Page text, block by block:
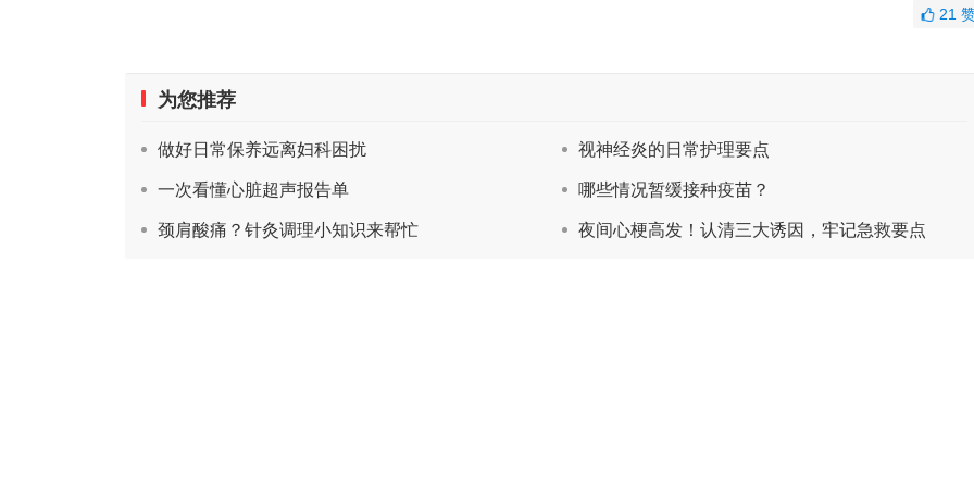
21
为您推荐
做好日常保养远离妇科困扰 视神经炎的日常护理要点
一次看懂心脏超声报告单 哪些情况暂缓接种疫苗？
颈肩酸痛？针灸调理小知识来帮忙 夜间心梗高发！认清三大诱因，牢记急救要点